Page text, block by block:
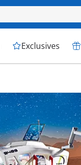
Exclusives